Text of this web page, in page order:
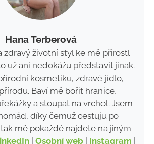
Hana Terberová
zdravý životní styl ke mě přirostl
už ani nedokážu představit jinak.
kosmetiku, zdravé jídlo,
Baví mě bořit hranice,
a stoupat na vrchol. Jsem
díky čemuž cestuju po
mě pokaždé najdete na jiným
| Osobní web| Instagram |